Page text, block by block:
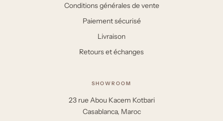
Conditions générales de vente
Paiement sécurisé
Livraison
Retours et échanges
SHOWROOM
23 rue Abou Kacem Kotbari
Casablanca, Maroc